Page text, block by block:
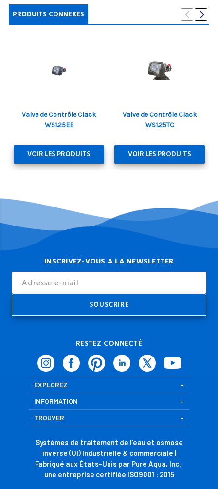
PRODUITS CONNEXES
Valve de Contrôle Clack
WS1.25EE
VOIR LES PRODUITS
Valve de Contrôle Clack
WS1.25TC
VOIR LES PRODUITS
INSCRIVEZ-VOUS A LA NEWSLETTER
Address
RESTEZ CONNECTÉ
EXPLOREZ
INFORMATION
TROUVER
Systèmes de traitement de l’eau et osmose
inverse (OI) Industrielle & commerciale |
Fabriqué aux États-Unis par Pure Aqua, Inc.,
une entreprise certifiée ISO9001 : 2015